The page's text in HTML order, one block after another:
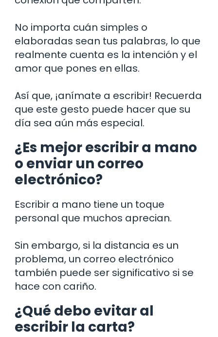
No importa cuán simples o
elaboradas sean tus palabras, lo que
realmente cuenta es la intención y el
amor que pones en ellas.
Así que, ¡anímate a escribir! Recuerda
que este gesto puede hacer que su
día sea aún más especial.
¿Es mejor escribir a mano
o enviar un correo
electrónico?
Escribir a mano tiene un toque
personal que muchos aprecian.
Sin embargo, si la distancia es un
problema, un correo electrónico
también puede ser significativo si se
hace con cariño.
¿Qué debo evitar al
escribir la carta?